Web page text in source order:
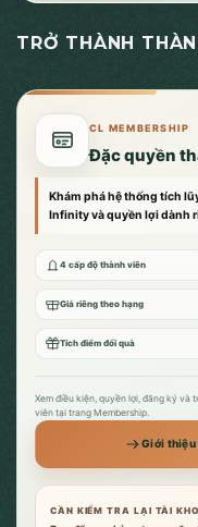
TRỞ THÀNH
CL MEMBERSHIP
Đặc quyền
Khám phá hệ thống tích
Infinity và quyền lợi dành
4 cấp độ thành viên
Giá riêng theo hạng
Tích điểm đổi quà
Xem điều kiện, quyền lợi, đăng ký và
viên tại trang Membership.
Giới thiệu
CẦN KIỂM TRA LẠI TÀI